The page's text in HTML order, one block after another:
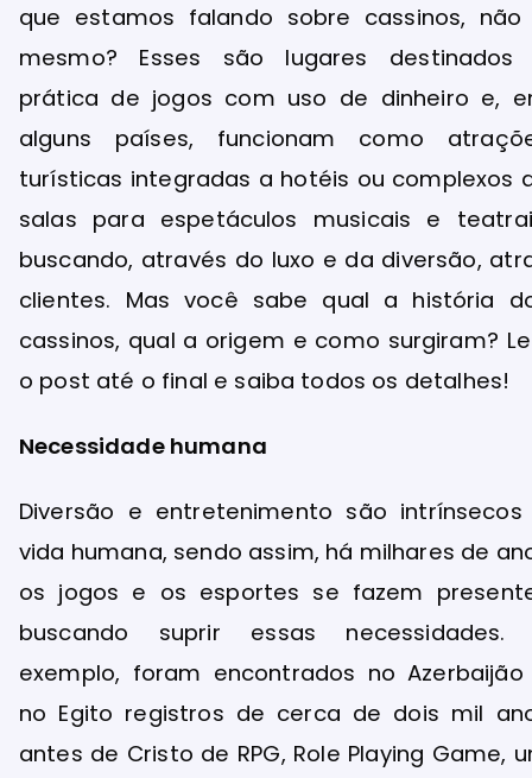
que estamos falando sobre cassinos,
mesmo? Esses são lugares destinados
prática de jogos com uso de dinheiro e,
alguns países, funcionam como
turísticas integradas a hotéis ou complexos
salas para espetáculos musicais e
buscando, através do luxo e da diversão,
clientes. Mas você sabe qual a história
cassinos, qual a origem e como surgiram?
o post até o final e saiba todos os detalhes!
Necessidade humana
Diversão e entretenimento são
vida humana, sendo assim, há milhares de
os jogos e os esportes se fazem
buscando suprir essas necessidades.
exemplo, foram encontrados no
no Egito registros de cerca de dois mil
antes de Cristo de RPG, Role Playing Game,